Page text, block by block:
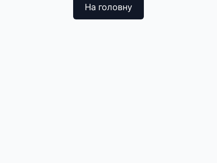
На головну